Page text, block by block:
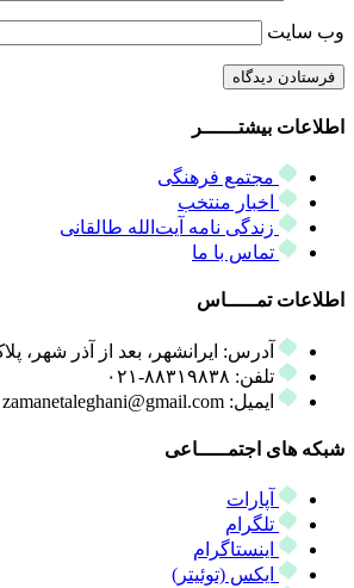
وب‌ سایت
اطلاعات بیشتــــــر
مجتمع فرهنگی
اخبار منتخب
زندگی نامه آیت‌الله طالقانی
تماس با ما
اطلاعات تمـــــاس
آدرس: ایرانشهر، بعد از آذر شهر، پلاک ۱۹۷،
تلفن: ۸۸۳۱۹۸۳۸-۰۲۱
ایمیل: zamanetaleghani@gmail.com
شبکه های اجتمـــــاعی
آپارات
تلگرام
اینستاگرام
ایکس (توئیتر)